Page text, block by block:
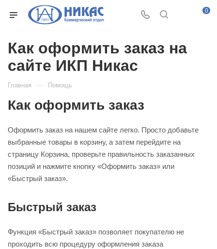
0
Как оформить заказ на
сайте ИКП Никас
Главная — Помощь
Как оформить заказ
Оформить заказ на нашем сайте легко. Просто добавьте
выбранные товары в корзину, а затем перейдите на
страницу Корзина, проверьте правильность заказанных
позиций и нажмите кнопку «Оформить заказ» или
«Быстрый заказ».
Быстрый заказ
Функция «Быстрый заказ» позволяет покупателю не
проходить всю процедуру оформления заказа